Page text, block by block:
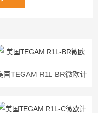
国TEGAM R1L-BR微欧计